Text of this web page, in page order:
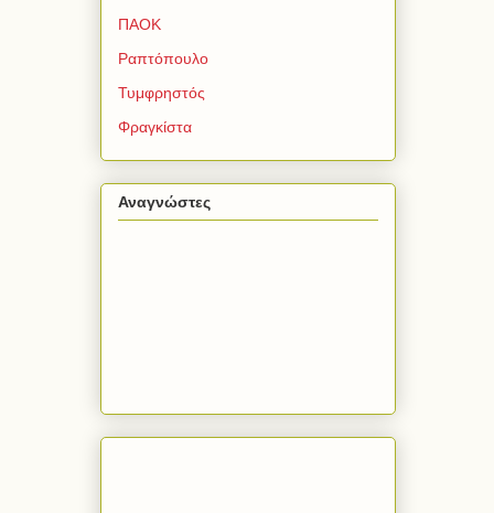
ΠΑΟΚ
Ραπτόπουλο
Τυμφρηστός
Φραγκίστα
Αναγνώστες